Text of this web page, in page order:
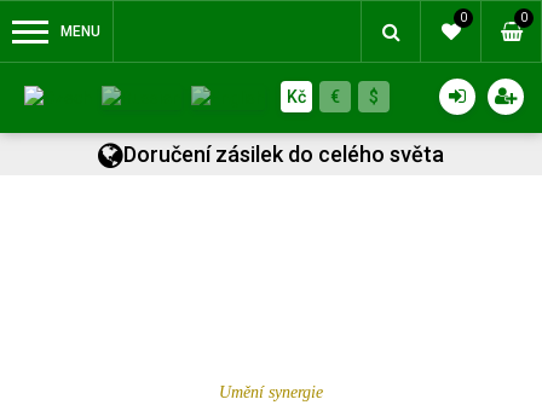
MENU
0 0
Kč € $
Doručení zásilek do celého světa
Umění synergie